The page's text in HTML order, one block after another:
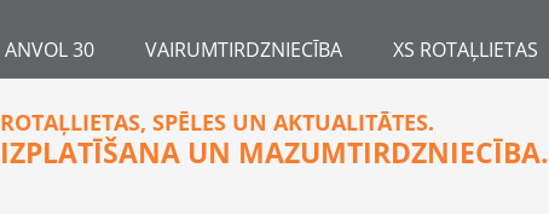
ANVOL 30 VAIRUMTIRDZNIECĪBA XS ROTAĻLIETAS
ROTAĻLIETAS, SPĒLES UN AKTUALITĀTES.
IZPLATĪŠANA UN MAZUMTIRDZNIECĪBA.